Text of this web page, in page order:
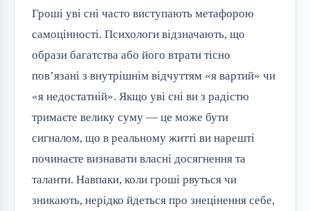
Гроші уві сні часто виступають метафорою
самоцінності. Психологи відзначають, що
образи багатства або його втрати тісно
пов’язані з внутрішнім відчуттям «я вартий» чи
«я недостатній». Якщо уві сні ви з радістю
тримаєте велику суму — це може бути
сигналом, що в реальному житті ви нарешті
починаєте визнавати власні досягнення та
таланти. Навпаки, коли гроші рвуться чи
зникають, нерідко йдеться про знецінення себе,